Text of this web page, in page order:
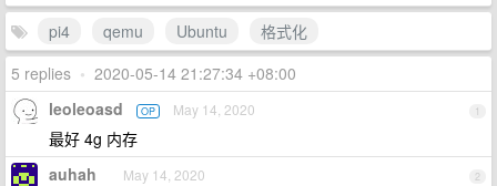
pi4
qemu Ubuntu
格式化
5 replies • 2020-05-14 21:27:34 +08:00
1
leoleoasd OP May 14, 2020
最好 4g 内存
2
auhah May 14, 2020